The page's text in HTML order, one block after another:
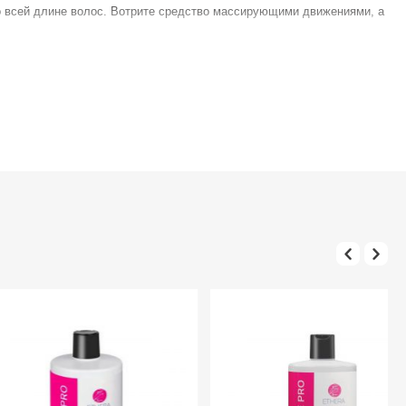
длине волос. Вотрите средство массирующими движениями, а
с врачом-дерматологом. Избегайте попадания в глаза,